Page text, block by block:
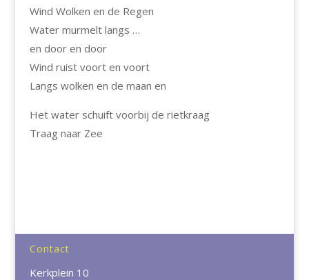
Wind Wolken en de Regen
Water murmelt langs …
en door en door
Wind ruist voort en voort
Langs wolken en de maan en
Het water schuift voorbij de rietkraag
Traag naar Zee
Contact
Kerkplein 10